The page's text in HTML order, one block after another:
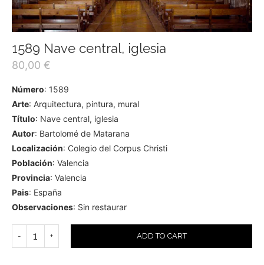
1589 Nave central, iglesia
80,00 €
Número: 1589
Arte: Arquitectura, pintura, mural
Título: Nave central, iglesia
Autor: Bartolomé de Matarana
Localización: Colegio del Corpus Christi
Población: Valencia
Provincia: Valencia
Pais: España
Observaciones: Sin restaurar
ADD TO CART